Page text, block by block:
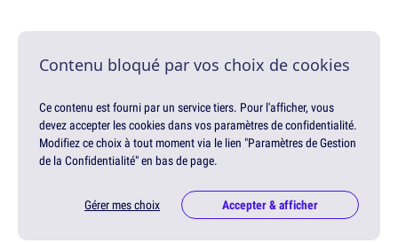
Contenu bloqué par vos choix de cookies
Ce contenu est fourni par un service tiers. Pour l'afficher, vous
devez accepter les cookies dans vos paramètres de confidentialité.
Modifiez ce choix à tout moment via le lien "Paramètres de Gestion
de la Confidentialité" en bas de page.
Gérer mes choix Accepter & afficher